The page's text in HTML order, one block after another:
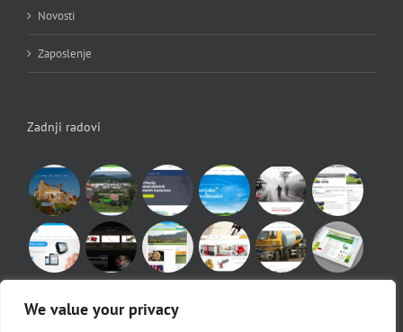
We value your privacy
Novosti
Zaposlenje
Zadnji radovi